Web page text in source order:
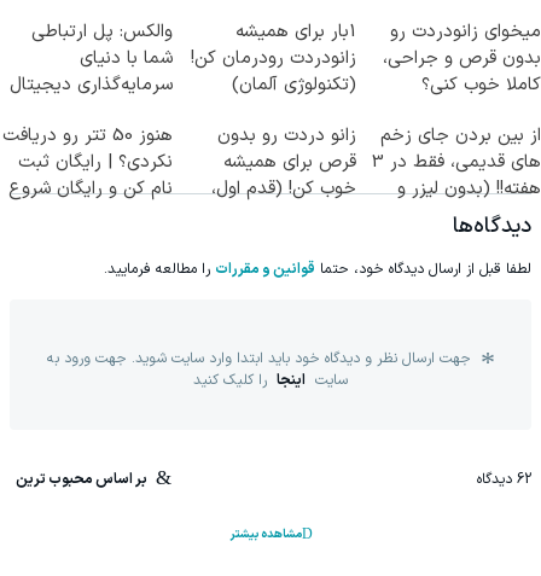
میخوای زانودردت رو
بدون قرص و جراحی،
کاملا خوب کنی؟
1بار برای همیشه
زانودردت رودرمان کن!
(تکنولوژی آلمان)
والکس: پل ارتباطی
شما با دنیای
سرمایه‌گذاری دیجیتال
از بین بردن جای زخم
های قدیمی، فقط در 3
هفته!! (بدون لیزر و
جراحی)
زانو دردت رو بدون
قرص برای همیشه
خوب کن! (قدم اول،
هنوز 50 تتر رو دریافت
نکردی؟ | رایگان ثبت
نام کن و رایگان شروع
دیدگاه‌ها
لطفا قبل از ارسال دیدگاه خود، حتما قوانین و مقررات را مطالعه فرمایید.
جهت ارسال نظر و دیدگاه خود باید ابتدا وارد سایت شوید. جهت ورود به
سایت اینجا را کلیک کنید
62 دیدگاه بر اساس محبوب ترین
مشاهده بیشتر